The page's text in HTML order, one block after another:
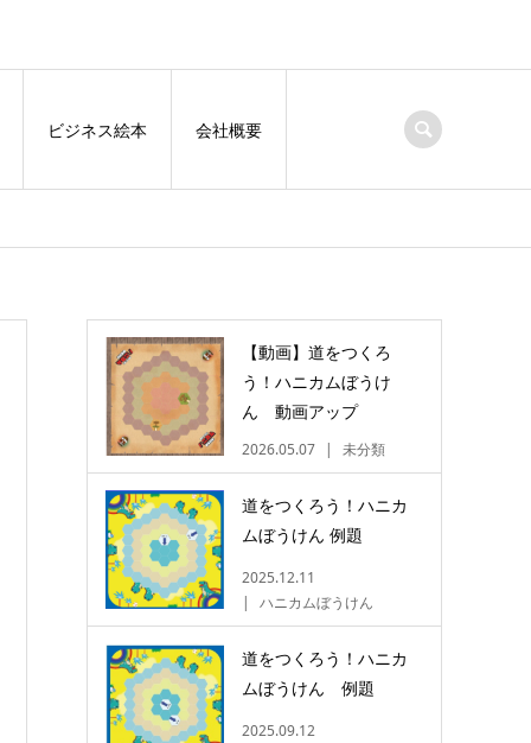
ビジネス絵本 会社概要
【動画】道をつくろ
う！ハニカムぼうけ
ん 動画アップ
2026.05.07 未分類
道をつくろう！ハニカ
ムぼうけん 例題
2025.12.11
ハニカムぼうけん
道をつくろう！ハニカ
ムぼうけん 例題
2025.09.12